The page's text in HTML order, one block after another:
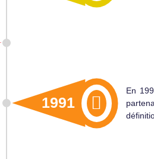
1991
En